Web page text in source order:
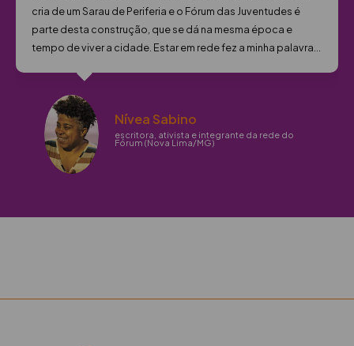
violência institucional, a violência policial...
Rogério Coelho
Juventudes (Barreiro, Belo Horizonte/MG)